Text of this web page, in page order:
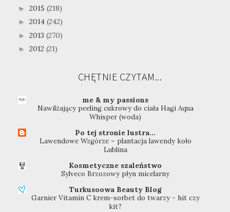
► 2015 (218)
► 2014 (242)
► 2013 (270)
► 2012 (21)
CHĘTNIE CZYTAM...
me & my passions
Nawilżający peeling cukrowy do ciała Hagi Aqua
Whisper (woda)
Po tej stronie lustra...
Lawendowe Wzgórze – plantacja lawendy koło
Lublina
Kosmetyczne szaleństwo
Sylveco Brzozowy płyn micelarny
Turkusoowa Beauty Blog
Garnier Vitamin C krem-sorbet do twarzy - hit czy
kit?